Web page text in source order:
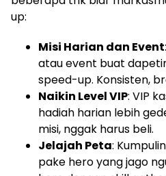
up:
Misi Harian dan Event
atau event buat
speed-up. Konsisten,
Naikin Level VIP: VIP
hadiah harian lebih
misi, nggak harus beli.
Jelajah Peta:
pake hero yang jago